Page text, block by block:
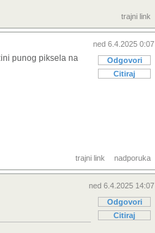
trajni link
ned 6.4.2025 0:07
Odgovori
Citiraj
punog piksela na
trajni link nadporuka
ned 6.4.2025 14:07
Odgovori
Citiraj